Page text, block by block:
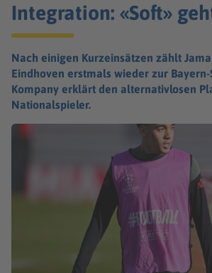
Integration: «Soft»
Nach einigen Kurzeinsätzen zählt
Eindhoven erstmals wieder zur
Kompany erklärt den alternativlosen
Nationalspieler.